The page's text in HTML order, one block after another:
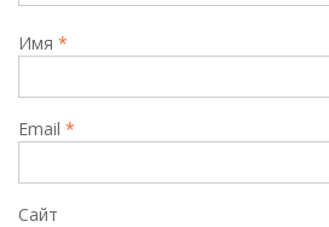
Имя *
Email *
Сайт